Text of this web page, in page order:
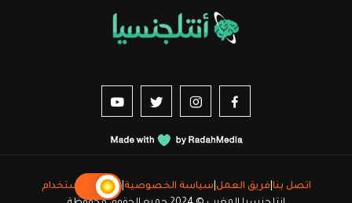
Suivez-nous sur Facebook
nous sur Instagram
nous sur Twitter
اتصل بنا فريق العمل سياسة الخصوصية |شروط الاستخدام